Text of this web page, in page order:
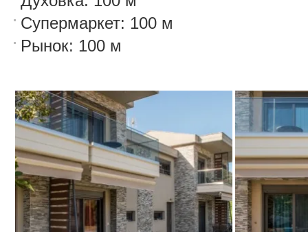
Супермаркет: 100 м
Рынок: 100 м